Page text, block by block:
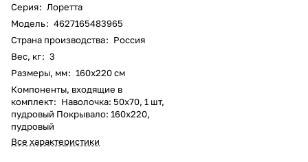
Серия: Лоретта
Модель: 4627165483965
Страна производства: Россия
Вес, кг: 3
Размеры, мм: 160x220 см
Компоненты, входящие в
комплект: Наволочка: 50x70, 1 шт,
пудровый Покрывало: 160x220,
пудровый
Все характеристики